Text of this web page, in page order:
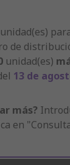
unidad(es)
de
unidad(es)
13 de
más?
en